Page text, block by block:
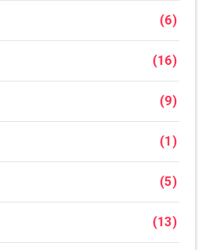
(6)
(16)
(9)
(1)
(5)
(13)